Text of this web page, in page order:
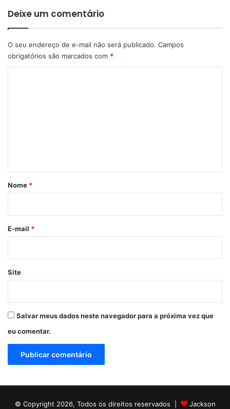
Deixe um comentário
O seu endereço de e-mail não será publicado. Campos
obrigatórios são marcados com *
r
*
Nome *
E-mail *
Site
Salvar meus dados neste navegador para a próxima vez que
eu comentar.
© Copyright 2026, Todos os direitos reservados | Jackson